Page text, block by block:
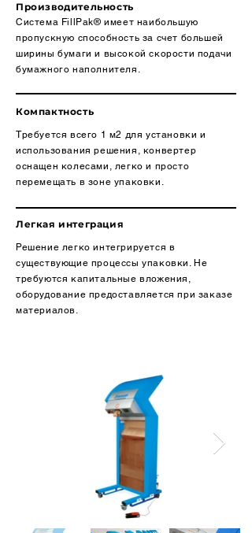
Производительность
Система FillPak® имеет наибольшую
пропускную способность за счет большей
ширины бумаги и высокой скорости подачи
бумажного наполнителя.
Компактность
Требуется всего 1 м2 для установки и
использования решения, конвертер
оснащен колесами, легко и просто
перемещать в зоне упаковки.
Легкая интеграция
Решение легко интегрируется в
существующие процессы упаковки. Не
требуются капитальные вложения,
оборудование предоставляется при заказе
материалов.